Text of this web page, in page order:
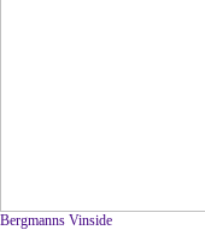
Bergmanns Vinside